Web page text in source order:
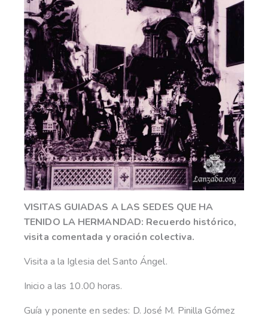
VISITAS GUIADAS A LAS SEDES QUE HA
TENIDO LA HERMANDAD: Recuerdo histórico,
visita comentada y oración colectiva.
Visita a la Iglesia del Santo Ángel.
Inicio a las 10.00 horas.
Guía y ponente en sedes: D. José M. Pinilla Gómez